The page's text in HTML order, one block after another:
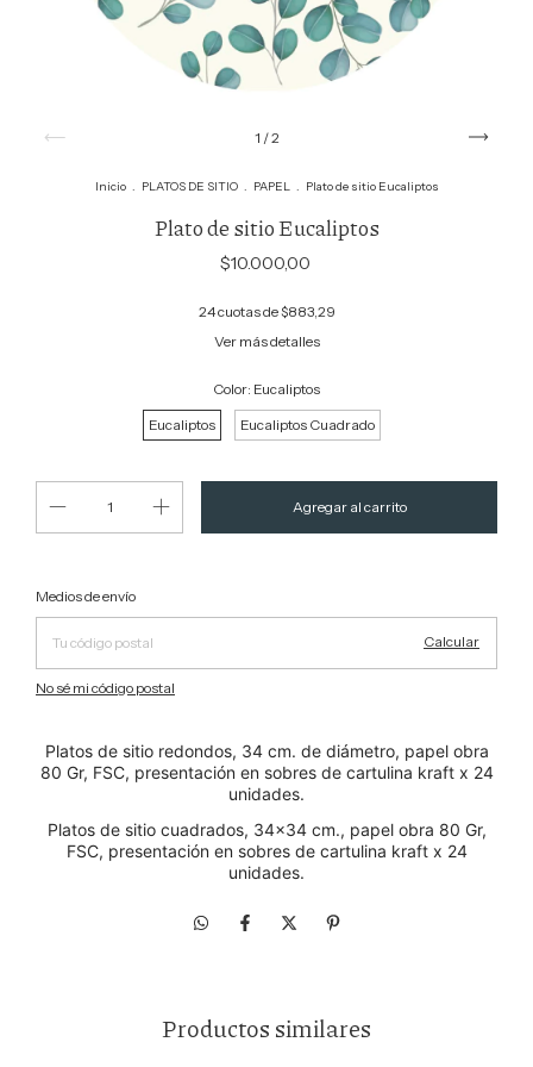
1 /2
Inicio . PLATOS DE SITIO . PAPEL . Plato de sitio Eucaliptos
Plato de sitio Eucaliptos
$10.000,00
24cuotas de$883,29
Ver más detalles
Color: Eucaliptos
Eucaliptos
Eucaliptos Cuadrado
Entregas para el CP:
Medios de envío
Calcular
No sé mi código postal
Platos de sitio redondos, 34 cm. de diámetro, papel obra
80 Gr, FSC, presentación en sobres de cartulina kraft x 24
unidades.
Platos de sitio cuadrados, 34x34 cm., papel obra 80 Gr,
FSC, presentación en sobres de cartulina kraft x 24
unidades.
Productos similares